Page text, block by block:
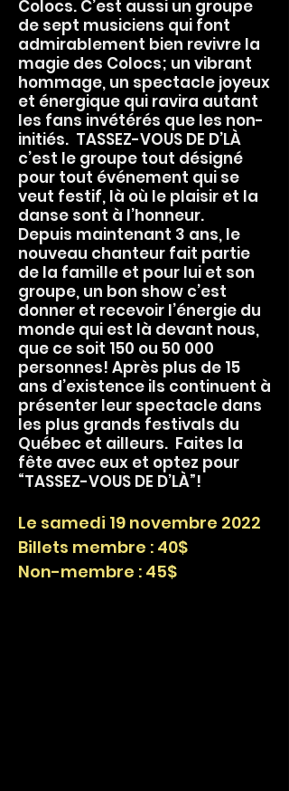
Colocs. C’est aussi un groupe
de sept musiciens qui font
admirablement bien revivre la
magie des Colocs; un vibrant
hommage, un spectacle joyeux
et énergique qui ravira autant
les fans invétérés que les non-
initiés. TASSEZ-VOUS DE D’LÀ
c’est le groupe tout désigné
pour tout événement qui se
veut festif, là où le plaisir et la
danse sont à l’honneur.
Depuis maintenant 3 ans, le
nouveau chanteur fait partie
de la famille et pour lui et son
groupe, un bon show c’est
donner et recevoir l’énergie du
monde qui est là devant nous,
que ce soit 150 ou 50 000
personnes! Après plus de 15
ans d’existence ils continuent à
présenter leur spectacle dans
les plus grands festivals du
Québec et ailleurs. Faites la
fête avec eux et optez pour
“TASSEZ-VOUS DE D’LÀ”!
Le samedi 19 novembre 2022
Billets membre : 40$
Non-membre : 45$